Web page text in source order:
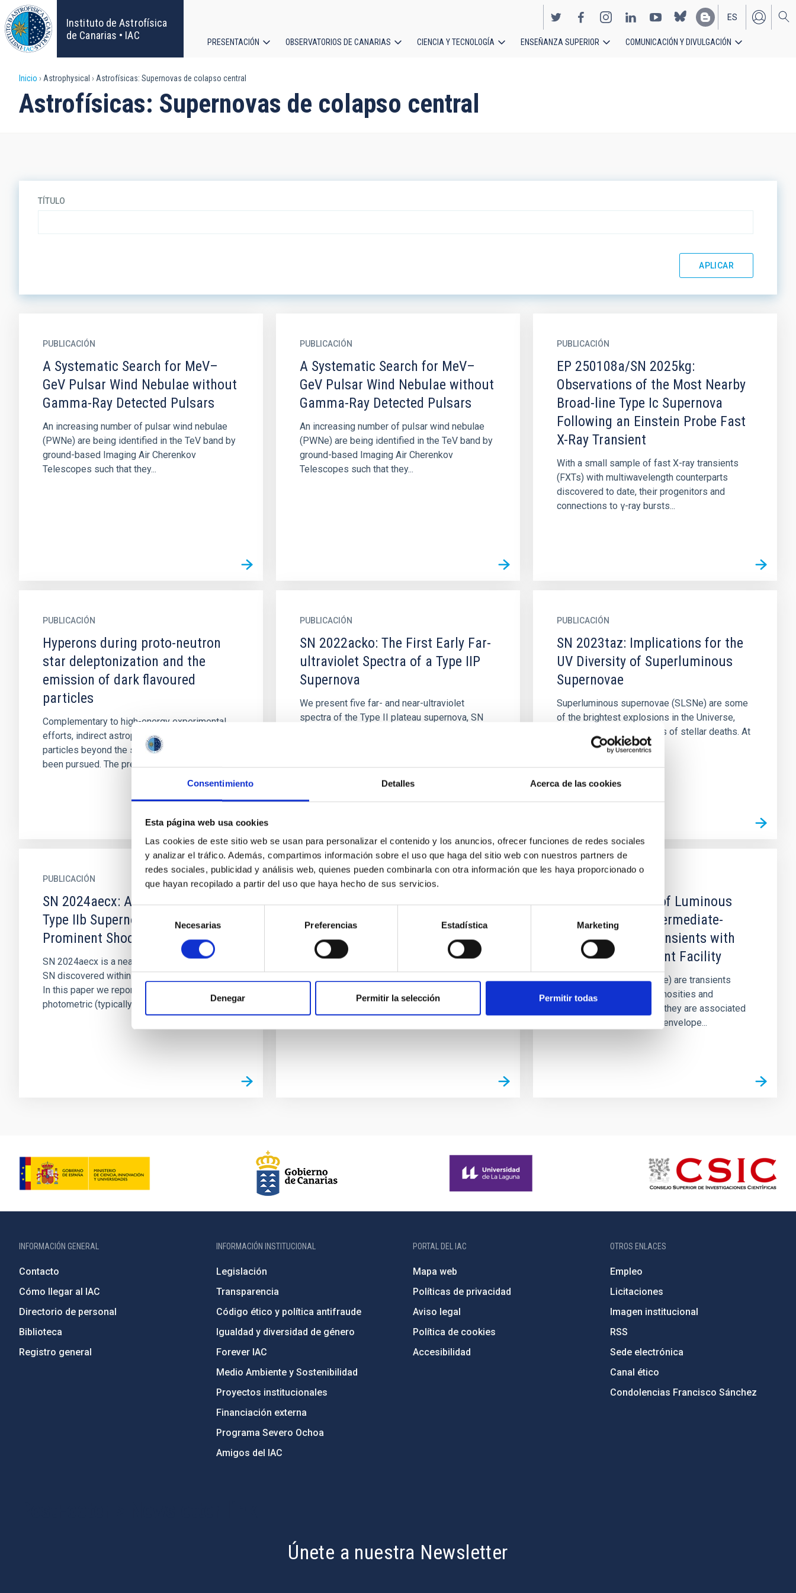
Consentimiento Detalles Acerca de las cookies
Esta página web usa cookies
Las cookies de este sitio web se usan para personalizar el contenido y los anuncios, ofrecer funciones de redes sociales
y analizar el tráfico. Además, compartimos información sobre el uso que haga del sitio web con nuestros partners de
redes sociales, publicidad y análisis web, quienes pueden combinarla con otra información que les haya proporcionado o
que hayan recopilado a partir del uso que haya hecho de sus servicios.
de
consentimiento
Necesarias Preferencias Estadística Marketing
Denegar Permitir la selección Permitir todas
Pasar
al
contenido
principal
Instituto de Astrofísica
de Canarias • IAC
EN
ES
principal
PRESENTACIÓN OBSERVATORIOS DE CANARIAS CIENCIA Y TECNOLOGÍA ENSEÑANZA SUPERIOR COMUNICACIÓN Y DIVULGACIÓN
Sobrescribir
enlaces
Inicio Astrophysical Astrofísicas: Supernovas de colapso central
Astrofísicas: Supernovas de colapso central
TÍTULO
PUBLICACIÓN
A Systematic Search for MeV–
GeV Pulsar Wind Nebulae without
Gamma-Ray Detected Pulsars
An increasing number of pulsar wind nebulae
(PWNe) are being identified in the TeV band by
ground-based Imaging Air Cherenkov
Telescopes such that they...
PUBLICACIÓN
A Systematic Search for MeV–
GeV Pulsar Wind Nebulae without
Gamma-Ray Detected Pulsars
An increasing number of pulsar wind nebulae
(PWNe) are being identified in the TeV band by
ground-based Imaging Air Cherenkov
Telescopes such that they...
PUBLICACIÓN
EP 250108a/SN 2025kg:
Observations of the Most Nearby
Broad-line Type Ic Supernova
Following an Einstein Probe Fast
X-Ray Transient
With a small sample of fast X-ray transients
(FXTs) with multiwavelength counterparts
discovered to date, their progenitors and
connections to γ-ray bursts...
PUBLICACIÓN
Hyperons during proto-neutron
star deleptonization and the
emission of dark flavoured
particles
Complementary to high-energy experimental
efforts, indirect astrophysical searches of
particles beyond the standard model have long
been pursued. The present...
PUBLICACIÓN
SN 2022acko: The First Early Far-
ultraviolet Spectra of a Type IIP
Supernova
We present five far- and near-ultraviolet
spectra of the Type II plateau supernova, SN
PUBLICACIÓN
SN 2023taz: Implications for the
UV Diversity of Superluminous
Supernovae
Superluminous supernovae (SLSNe) are some
of the brightest explosions in the Universe,
representing the extremes of stellar deaths. At
the upper end of their...
PUBLICACIÓN
SN 2024aecx: A Fast-evolving
Type IIb Supernova with a
Prominent Shock-cooling Peak
SN 2024aecx is a nearby (∼11 Mpc) Type IIb
SN discovered within ∼1 day after explosion.
In this paper we report high-cadence
photometric (typically 0.5 ∼ 1 day)...
PUBLICACIÓN
The DESI Transients Survey:
Legacy Classifications and
Methodology
We present the first systematic spectroscopic
observations of extragalactic transients from
(DESI), as part of the DESI...
Volumetric Rates of Luminous
Red Novae and Intermediate-
luminosity Red Transients with
the Zwicky Transient Facility
Luminous red novae (LRNe) are transients
characterized by low luminosities and
expansion velocities, and they are associated
with mergers or common-envelope...
INFORMACIÓN GENERAL
Contacto
Cómo llegar al IAC
Directorio de personal
Biblioteca
Registro general
INFORMACIÓN INSTITUCIONAL
Legislación
Transparencia
Código ético y política antifraude
Igualdad y diversidad de género
Forever IAC
Medio Ambiente y Sostenibilidad
Proyectos institucionales
Financiación externa
Programa Severo Ochoa
Amigos del IAC
PORTAL DEL IAC
Mapa web
Políticas de privacidad
Aviso legal
Política de cookies
Accesibilidad
OTROS ENLACES
Empleo
Licitaciones
Imagen institucional
RSS
Sede electrónica
Canal ético
Condolencias Francisco Sánchez
Únete a nuestra Newsletter